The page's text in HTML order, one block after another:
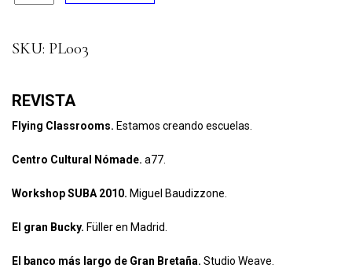
SKU: PL003
REVISTA
Flying Classrooms. Estamos creando escuelas.
Centro Cultural Nómade. a77.
Workshop SUBA 2010. Miguel Baudizzone.
El gran Bucky. Füller en Madrid.
El banco más largo de Gran Bretaña. Studio Weave.